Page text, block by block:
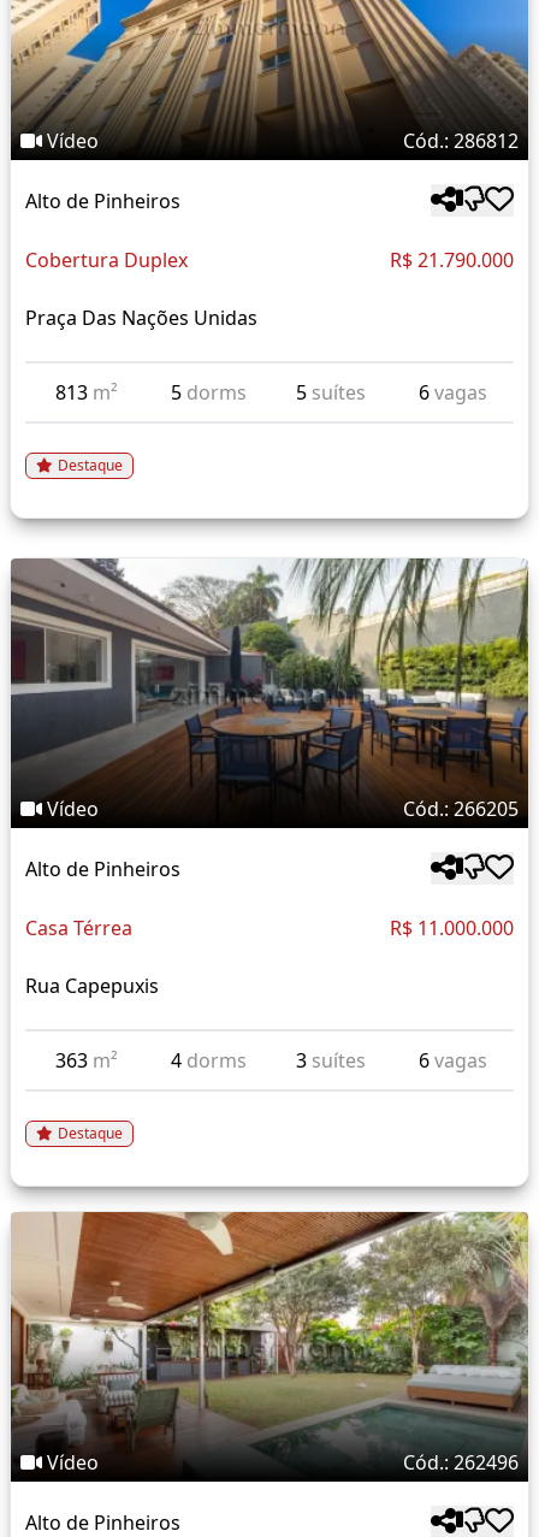
Vídeo Cód.: 286812
Alto de Pinheiros
Cobertura Duplex R$ 21.790.000
Praça Das Nações Unidas
813 m² 5 dorms 5 suítes 6vagas
Destaque
Vídeo Cód.: 266205
Alto de Pinheiros
Casa Térrea R$ 11.000.000
Rua Capepuxis
363 m² 4 dorms 3 suítes 6vagas
Destaque
Vídeo Cód.: 262496
Alto de Pinheiros